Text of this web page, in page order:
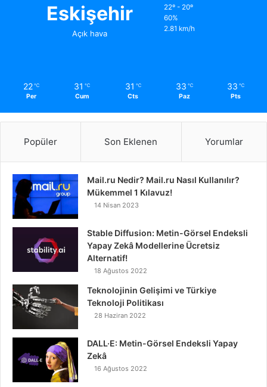
Eskişehir
Açık hava
22º - 20º
60%
2.81 km/h
22 ℃
Per
31 ℃
Cum
31 ℃
Cts
33 ℃
Paz
33 ℃
Pts
Popüler Son Eklenen Yorumlar
Mail.ru Nedir? Mail.ru Nasıl Kullanılır?
Mükemmel 1 Kılavuz!
14 Nisan 2023
Stable Diffusion: Metin-Görsel Endeksli
Yapay Zekâ Modellerine Ücretsiz
Alternatif!
18 Ağustos 2022
Teknolojinin Gelişimi ve Türkiye
Teknoloji Politikası
28 Haziran 2022
DALL·E: Metin-Görsel Endeksli Yapay
Zekâ
16 Ağustos 2022